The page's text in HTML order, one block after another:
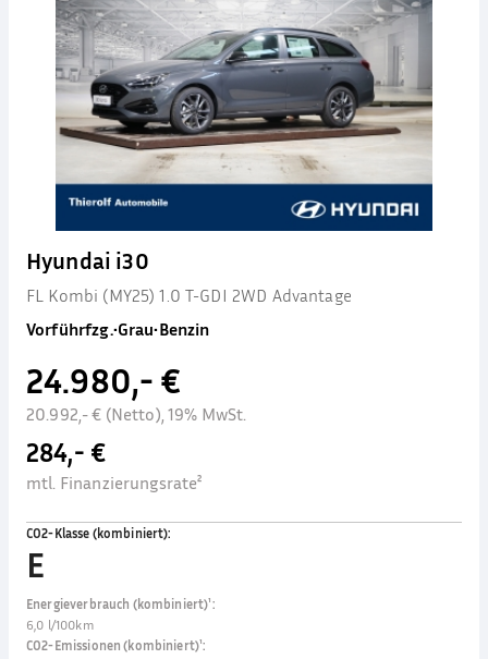
Hyundai i30
FL Kombi (MY25) 1.0 T-GDI 2WD Advantage
Vorführfzg.•Grau•Benzin
24.980,- €
20.992,- € (Netto), 19% MwSt.
284,- €
mtl. Finanzierungsrate²
CO2-Klasse (kombiniert):
E
Energieverbrauch (kombiniert)¹:
6,0 l/100km
CO2-Emissionen (kombiniert)¹: